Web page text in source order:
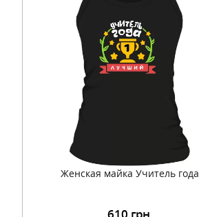
Женская майка Учитель года
610 грн.